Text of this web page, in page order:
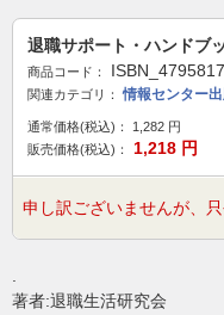
退職サポート・ハンドブ
商品コード：
関連カテゴリ： 情報センター
通常価格(税込)： 1,282 円
販売価格(税込)：
1,218 円
申し訳ございませんが、只
著者:退職生活研究会